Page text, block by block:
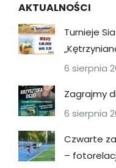
AKTUALNOŚCI
Turnieje
6 sierpnia
Zagrajmy
6 sierpnia
Czwarte
–